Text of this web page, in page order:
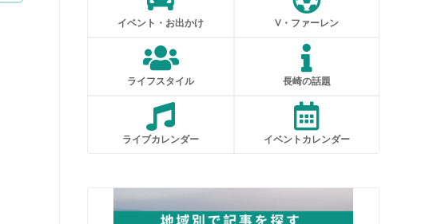
イベント・お出かけ V・ファーレン
ライフスタイル 長崎の話題
ライブカレンダー イベントカレンダー